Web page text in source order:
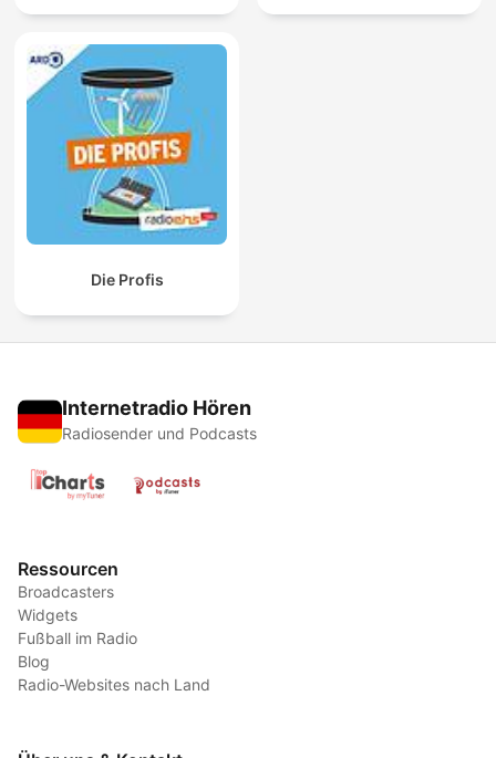
Die Profis
Internetradio Hören
Radiosender und Podcasts
Ressourcen
Broadcasters
Widgets
Fußball im Radio
Blog
Radio-Websites nach Land